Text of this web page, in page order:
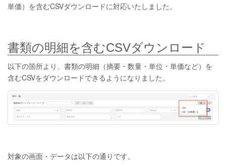
単価）を含むCSVダウンロードに対応いたしました。
書類の明細を含むCSVダウンロード
以下の箇所より、書類の明細（摘要・数量・単位・単価など）を
含むCSVをダウンロードできるようになりました。
対象の画面・データは以下の通りです。